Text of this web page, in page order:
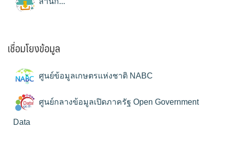
เชื่อมโยงข้อมูล
ศูนย์ข้อมูลเกษตรแห่งชาติ NABC
ศูนย์กลางข้อมูลเปิดภาครัฐ Open Government
Data